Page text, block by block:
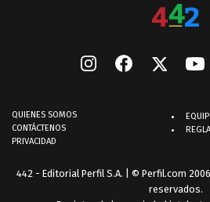
QUIENES SOMOS
CONTÁCTENOS
PRIVACIDAD
442 - Editorial Perfil S.A. | © Perfil.com
reservados.